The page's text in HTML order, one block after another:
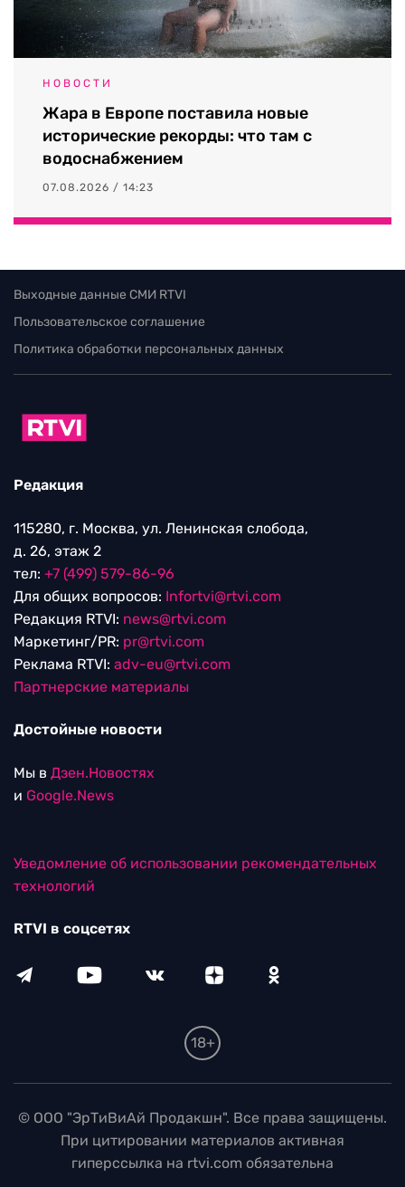
НОВОСТИ
Жара в Европе поставила новые
исторические рекорды: что там с
водоснабжением
07.08.2026 / 14:23
Выходные данные СМИ RTVI
Пользовательское соглашение
Политика обработки персональных данных
Редакция
115280, г. Москва, ул. Ленинская слобода,
д. 26, этаж 2
тел: +7 (499) 579-86-96
Для общих вопросов: Infortvi@rtvi.com
Редакция RTVI: news@rtvi.com
Маркетинг/PR: pr@rtvi.com
Реклама RTVI: adv-eu@rtvi.com
Партнерские материалы
Достойные новости
Мы в Дзен.Новостях
и Google.News
Уведомление об использовании рекомендательных
технологий
RTVI в соцсетях
18+
© ООО "ЭрТиВиАй Продакшн". Все права защищены.
При цитировании материалов активная
гиперссылка на rtvi.com обязательна